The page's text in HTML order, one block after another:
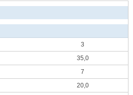
3
35,0
7
20,0